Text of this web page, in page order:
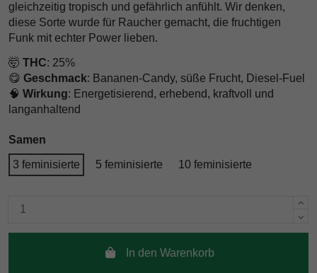
gleichzeitig tropisch und gefährlich anfühlt. Wir denken,
diese Sorte wurde für Raucher gemacht, die fruchtigen
Funk mit echter Power lieben.
🤯 THC: 25%
😋 Geschmack: Bananen-Candy, süße Frucht, Diesel-Fuel
🧠 Wirkung: Energetisierend, erhebend, kraftvoll und
langanhaltend
Samen
3 feminisierte 5 feminisierte 10 feminisierte
In den Warenkorb